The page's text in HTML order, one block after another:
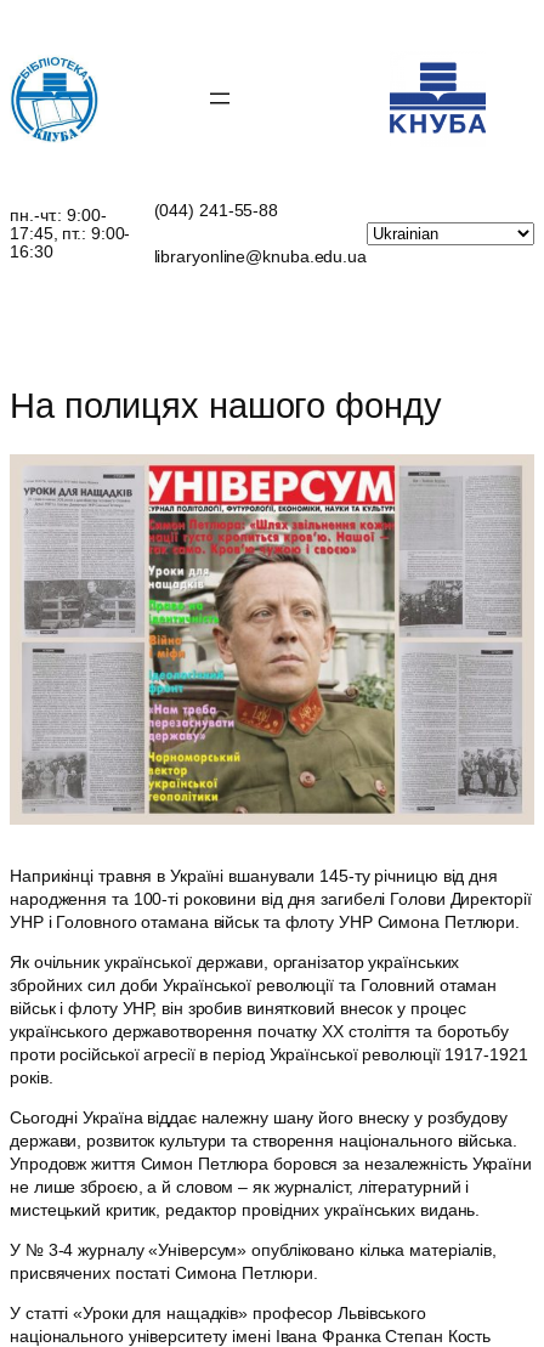
вмісту
пн.-чт.: 9:00-
17:45, пт.: 9:00-
16:30
(044) 241-55-88
libraryonline@knuba.edu.ua
На полицях нашого фонду
Наприкінці травня в Україні вшанували 145-ту річницю від дня
народження та 100-ті роковини від дня загибелі Голови Директорії
УНР і Головного отамана військ та флоту УНР Симона Петлюри.
Як очільник української держави, організатор українських
збройних сил доби Української революції та Головний отаман
військ і флоту УНР, він зробив винятковий внесок у процес
українського державотворення початку ХХ століття та боротьбу
проти російської агресії в період Української революції 1917-1921
років.
Сьогодні Україна віддає належну шану його внеску у розбудову
держави, розвиток культури та створення національного війська.
Упродовж життя Симон Петлюра боровся за незалежність України
не лише зброєю, а й словом – як журналіст, літературний і
мистецький критик, редактор провідних українських видань.
У № 3-4 журналу «Універсум» опубліковано кілька матеріалів,
присвячених постаті Симона Петлюри.
У статті «Уроки для нащадків» професор Львівського
національного університету імені Івана Франка Степан Кость